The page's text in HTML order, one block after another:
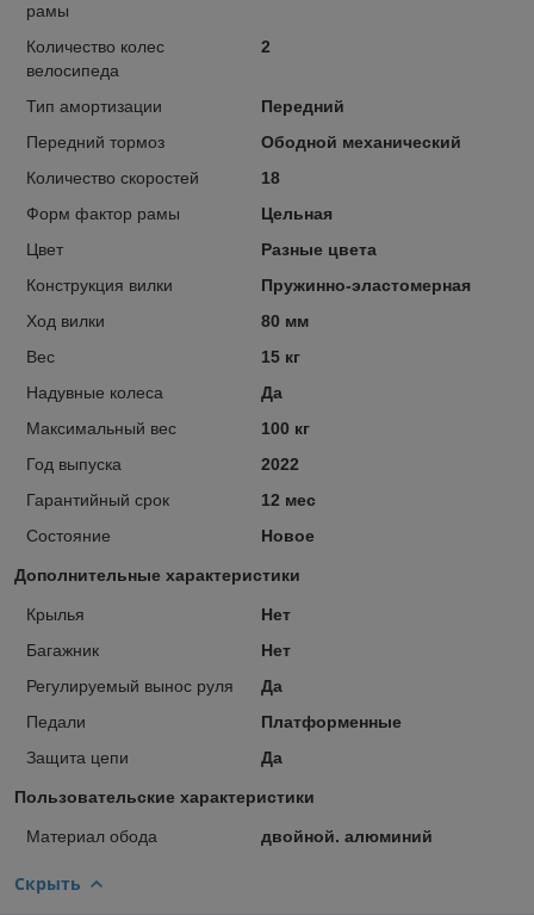
рамы
Количество колес
велосипеда
2
Тип амортизации
Передний
Передний тормоз
Ободной механический
Количество скоростей
18
Форм фактор рамы
Цельная
Цвет
Разные цвета
Конструкция вилки
Пружинно-эластомерная
Ход вилки
80 мм
Вес
15 кг
Надувные колеса
Да
Максимальный вес
100 кг
Год выпуска
2022
Гарантийный срок
12 мес
Состояние
Новое
Дополнительные характеристики
Крылья
Нет
Багажник
Нет
Регулируемый вынос руля
Да
Педали
Платформенные
Защита цепи
Да
Пользовательские характеристики
Материал обода двойной. алюминий
Скрыть